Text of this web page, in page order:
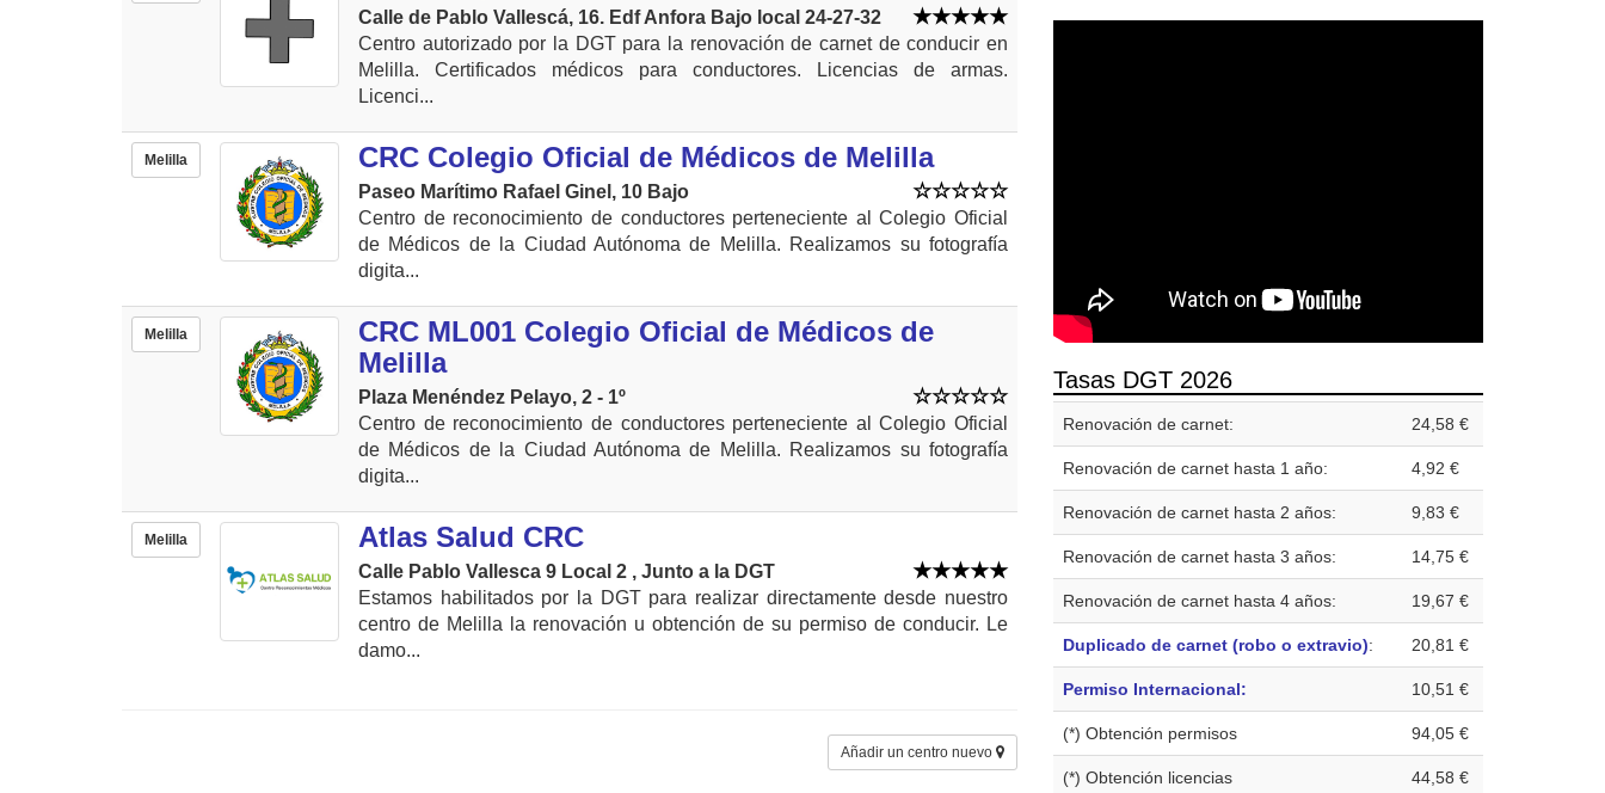
Calle de Pablo Vallescá, 16. Edf Anfora Bajo local 24-27-32
Centro autorizado por la DGT para la renovación de carnet de conducir en
Melilla. Certificados médicos para conductores. Licencias de armas.
Licenci...
Melilla CRC Colegio Oficial de Médicos de Melilla
Paseo Marítimo Rafael Ginel, 10 Bajo
Centro de reconocimiento de conductores perteneciente al Colegio Oficial
de Médicos de la Ciudad Autónoma de Melilla. Realizamos su fotografía
digita...
Melilla
CRC ML001 Colegio Oficial de Médicos de
Melilla
Plaza Menéndez Pelayo, 2 - 1º
Centro de reconocimiento de conductores perteneciente al Colegio Oficial
de Médicos de la Ciudad Autónoma de Melilla. Realizamos su fotografía
digita...
Melilla Atlas Salud CRC
Calle Pablo Vallesca 9 Local 2 , Junto a la DGT
Estamos habilitados por la DGT para realizar directamente desde nuestro
centro de Melilla la renovación u obtención de su permiso de conducir. Le
damo...
Añadir un centro nuevo
Tasas DGT 2026
Renovación de carnet: 24,58 €
Renovación de carnet hasta 1 año: 4,92 €
Renovación de carnet hasta 2 años: 9,83 €
Renovación de carnet hasta 3 años: 14,75 €
Renovación de carnet hasta 4 años: 19,67 €
Duplicado de carnet (robo o extravio): 20,81 €
Permiso Internacional: 10,51 €
(*) Obtención permisos 94,05 €
(*) Obtención licencias 44,58 €